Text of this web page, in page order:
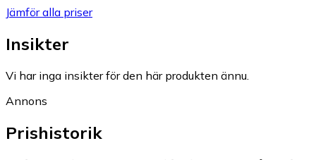
Jämför alla priser
Insikter
Vi har inga insikter för den här produkten ännu.
Annons
Prishistorik